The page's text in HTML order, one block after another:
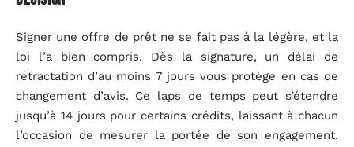
Signer une offre de prêt ne se fait pas à la légère, et la
loi l’a bien compris. Dès la signature, un délai de
rétractation d’au moins 7 jours vous protège en cas de
changement d’avis. Ce laps de temps peut s’étendre
jusqu’à 14 jours pour certains crédits, laissant à chacun
l’occasion de mesurer la portée de son engagement.